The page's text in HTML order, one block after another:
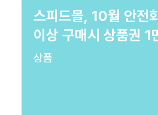
스피드몰, 10월 안전
이상 구매시 상품권 1
상품